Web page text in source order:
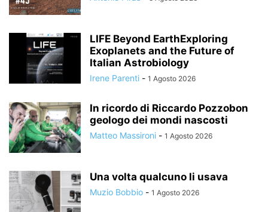
LIFE Beyond EarthExploring
Exoplanets and the Future of
Italian Astrobiology
Irene Parenti - 1 Agosto 2026
In ricordo di Riccardo Pozzobon
geologo dei mondi nascosti
Matteo Massironi - 1 Agosto 2026
Una volta qualcuno li usava
Muzio Bobbio - 1 Agosto 2026